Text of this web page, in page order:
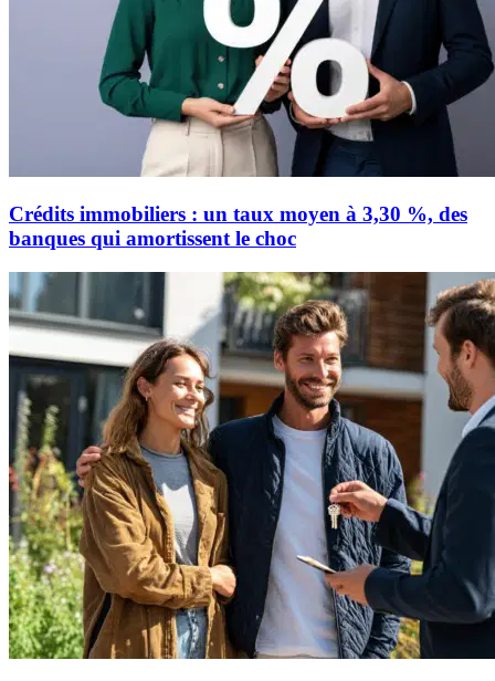
Crédits immobiliers : un taux moyen à 3,30 %, des
banques qui amortissent le choc